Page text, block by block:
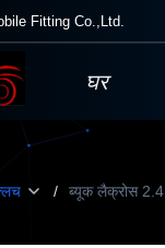
Fitting Co.,Ltd.
घर
/ ब्यूक लैक्रोस